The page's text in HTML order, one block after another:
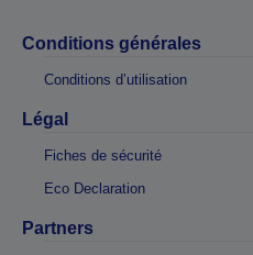
Conditions générales
Conditions d’utilisation
Légal
Fiches de sécurité
Eco Declaration
Partners